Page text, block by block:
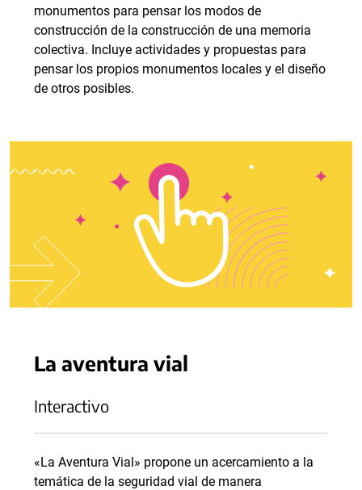
monumentos para pensar los modos de
construcción de la construcción de una memoria
colectiva. Incluye actividades y propuestas para
pensar los propios monumentos locales y el diseño
de otros posibles.
La aventura vial
Interactivo
«La Aventura Vial» propone un acercamiento a la
temática de la seguridad vial de manera